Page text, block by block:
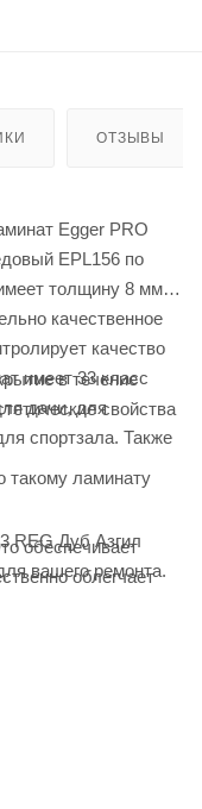
ОТЗЫВЫ
Egger PRO
EPL156 по
толщину 8 мм.
качественное
качество
имеет 33 класс
дачи, для
спортзала. Также
в течение
свойства
такому ламинату
обеспечивает
облегчает
REG Дуб Азгил
вашего ремонта.